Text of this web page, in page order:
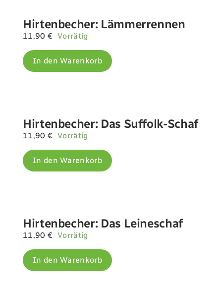
Hirtenbecher: Lämmerrennen
11,90 € Vorrätig
In den Warenkorb
Hirtenbecher: Das Suffolk-Schaf
11,90 € Vorrätig
In den Warenkorb
Hirtenbecher: Das Leineschaf
11,90 € Vorrätig
In den Warenkorb